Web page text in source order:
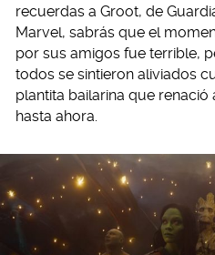
recuerdas a Groot, de
Marvel, sabrás que el
por sus amigos fue terrible,
todos se sintieron aliviados
plantita bailarina que renació
hasta ahora.